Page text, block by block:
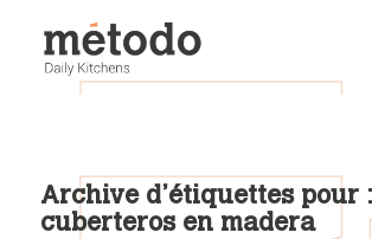
Archive d’étiquettes pour :
cuberteros en madera